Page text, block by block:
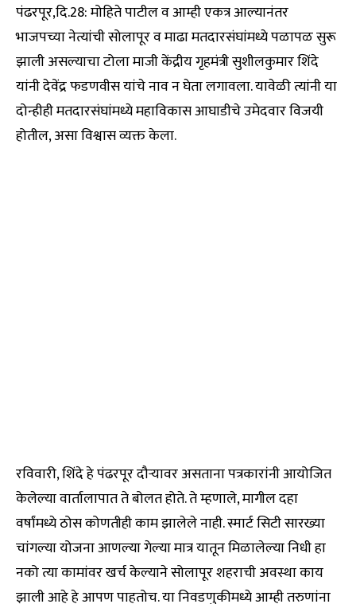
पंढरपूर,दि.28: मोहिते पाटील व आम्ही एकत्र आल्यानंतर
भाजपच्या नेत्यांची सोलापूर व माढा मतदारसंघांमध्ये पळापळ सुरू
झाली असल्याचा टोला माजी केंद्रीय गृहमंत्री सुशीलकुमार शिंदे
यांनी देवेंद्र फडणवीस यांचे नाव न घेता लगावला. यावेळी त्यांनी या
दोन्हीही मतदारसंघांमध्ये महाविकास आघाडीचे उमेदवार विजयी
होतील, असा विश्वास व्यक्त केला.
रविवारी, शिंदे हे पंढरपूर दौऱ्यावर असताना पत्रकारांनी आयोजित
केलेल्या वार्तालापात ते बोलत होते. ते म्हणाले, मागील दहा
वर्षांमध्ये ठोस कोणतीही काम झालेले नाही. स्मार्ट सिटी सारख्या
चांगल्या योजना आणल्या गेल्या मात्र यातून मिळालेल्या निधी हा
नको त्या कामांवर खर्च केल्याने सोलापूर शहराची अवस्था काय
झाली आहे हे आपण पाहतोच. या निवडणुकीमध्ये आम्ही तरुणांना